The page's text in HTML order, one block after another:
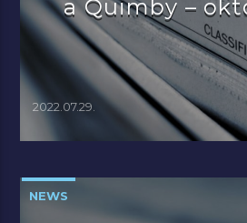
a Quimby –
2022.07.29.
NEWS